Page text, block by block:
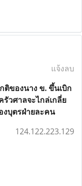
แจ้งลบ
ของนาง ข. ขึ้นเบิก
วศาลจะไกล่เกลี่ย
งบุตรฝ่ายละคน
124.122.223.129